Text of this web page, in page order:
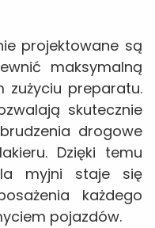
projektowane są
maksymalną
zużyciu preparatu.
skutecznie
drogowe
Dzięki temu
myjni staje się
każdego
pojazdów.